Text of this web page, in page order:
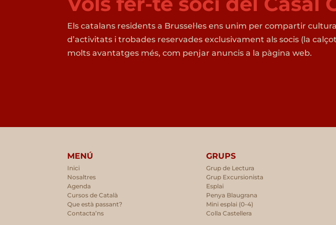
Els catalans residents a Brussel·les ens unim per compartir
d’activitats i trobades reservades exclusivament als socis (la
molts avantatges més, com penjar anuncis a la pàgina web.
MENÚ
Inici
Nosaltres
Agenda
Cursos de Català
Que està passant?
Contacta’ns
GRUPS
Grup de Lectura
Grup Excursionista
Esplai
Penya Blaugrana
Mini esplai (0-4)
Colla Castellera